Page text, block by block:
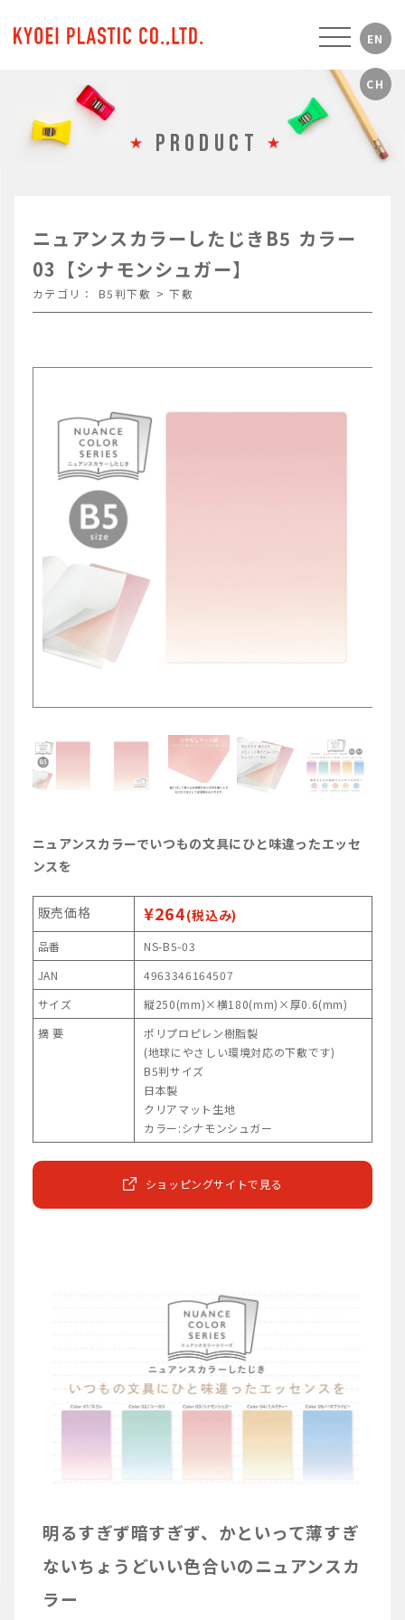
PRODUCT
ニュアンスカラーしたじきB5 カラー
03【シナモンシュガー】
カテゴリ： B5判下敷 > 下敷
ニュアンスカラーでいつもの文具にひと味違ったエッセ
ンスを
販売価格 ¥264(税込み)
品番
NS-B5-03
JAN
4963346164507
サイズ
縦250(mm)×横180(mm)×厚0.6(mm)
摘 要
ポリプロピレン樹脂製
(地球にやさしい環境対応の下敷です)
B5判サイズ
日本製
クリアマット生地
カラー:シナモンシュガー
ショッピングサイトで見る
明るすぎず暗すぎず、かといって薄すぎ
ないちょうどいい色合いのニュアンスカ
ラー